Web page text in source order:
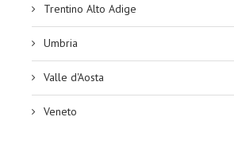
Trentino Alto Adige
Umbria
Valle d'Aosta
Veneto